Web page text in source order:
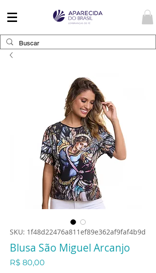
SKU: 1f48d22476a811ef89e362af9faf4b9d
Blusa São Miguel Arcanjo
R$ 80,00